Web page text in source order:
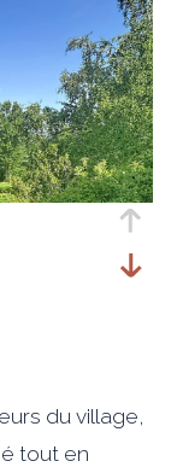
du village,
tout en